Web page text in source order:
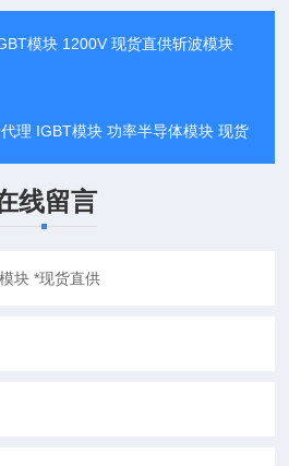
模块 1200V 现货直供斩波模块
理 IGBT模块 功率半导体模块 现货
线留言